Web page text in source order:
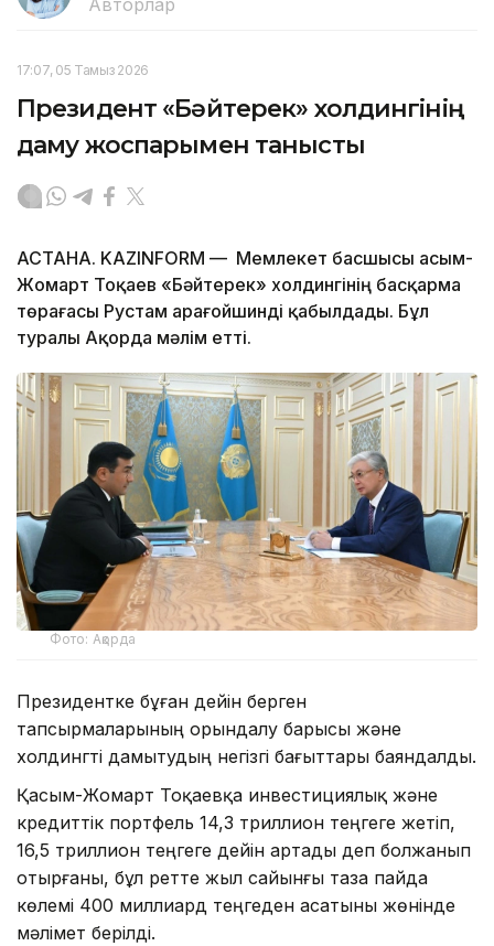
17:07, 05 Тамыз 2026
Президент «Бәйтерек» холдингінің
даму жоспарымен танысты
АСТАНА. KAZINFORM — Мемлекет басшысы Қасым-
Жомарт Тоқаев «Бәйтерек» холдингінің басқарма
төрағасы Рустам Қарағойшинді қабылдады. Бұл
туралы Ақорда мәлім етті.
Фото: Ақорда
Президентке бұған дейін берген
тапсырмаларының орындалу барысы және
холдингті дамытудың негізгі бағыттары баяндалды.
Қасым-Жомарт Тоқаевқа инвестициялық және
кредиттік портфель 14,3 триллион теңгеге жетіп,
16,5 триллион теңгеге дейін артады деп болжанып
отырғаны, бұл ретте жыл сайынғы таза пайда
көлемі 400 миллиард теңгеден асатыны жөнінде
мәлімет берілді.